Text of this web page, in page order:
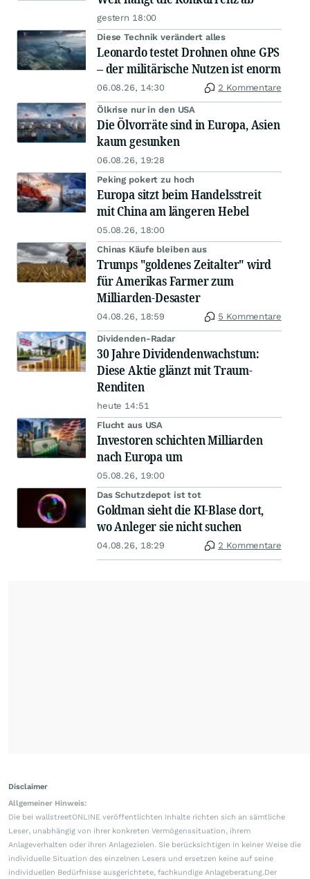
gestern 18:00
Diese Technik verändert alles
Leonardo testet Drohnen ohne GPS
– der militärische Nutzen ist enorm
06.08.26, 14:30 2 Kommentare
Ölkrise nur in den USA
Die Ölvorräte sind in Europa, Asien
kaum gesunken
06.08.26, 19:28
Peking pokert zu hoch
Europa sitzt beim Handelsstreit
mit China am längeren Hebel
05.08.26, 18:00
Chinas Käufe bleiben aus
Trumps "goldenes Zeitalter" wird
für Amerikas Farmer zum
Milliarden-Desaster
04.08.26, 18:59 5 Kommentare
Dividenden-Radar
30 Jahre Dividendenwachstum:
Diese Aktie glänzt mit Traum-
Renditen
heute 14:51
Flucht aus USA
Investoren schichten Milliarden
nach Europa um
05.08.26, 19:00
Das Schutzdepot ist tot
Goldman sieht die KI-Blase dort,
wo Anleger sie nicht suchen
04.08.26, 18:29 2 Kommentare
Disclaimer
Allgemeiner Hinweis:
Die bei wallstreetONLINE veröffentlichten Inhalte richten sich an sämtliche
Leser, unabhängig von ihrer konkreten Vermögenssituation, ihrem
Anlageverhalten oder ihren Anlagezielen. Sie berücksichtigen in keiner Weise die
individuelle Situation des einzelnen Lesers und ersetzen keine auf seine
individuellen Bedürfnisse ausgerichtete, fachkundige Anlageberatung.Der